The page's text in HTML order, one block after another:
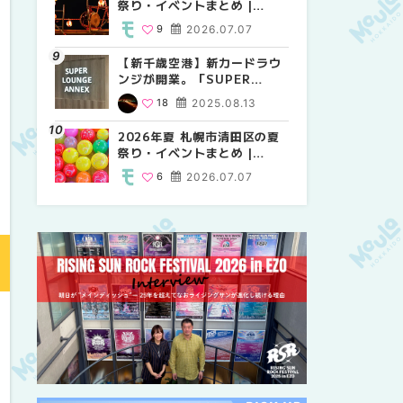
祭り・イベントまとめ |
MouLa HOKKAIDO
2026.07.07
9
【新千歳空港】新カードラウ
ンジが開業。「SUPER
LOUNGE ANNEX（スーパー
ラウンジアネックス）」をご
紹介！！ | MouLa
HOKKAIDO
2025.08.13
18
2026年夏 札幌市清田区の夏
祭り・イベントまとめ |
MouLa HOKKAIDO
2026.07.07
6
祭り・イベントまとめ |
9
2026年夏 札幌市中央区の夏
祭り・イベントまとめ |
9
2026年夏 恵庭市・千歳市の
夏祭り・イベントまとめ |
9
しか買えない絶対に外せない
限定スイーツ・焼き菓子18選
| MouLa HOKKAIDO
25
【新千歳空港】新カードラウ
ンジが開業。「SUPER
ラウンジアネックス）」をご
紹介！！ | MouLa
HOKKAIDO
18
2026年夏 札幌市豊平区の夏
祭り・イベントまとめ |
9